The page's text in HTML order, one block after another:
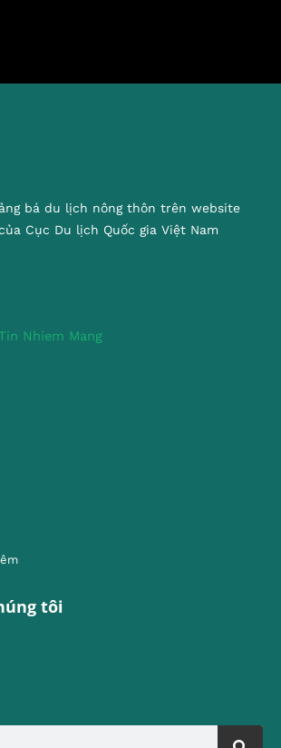
bá du lịch nông thôn trên website
Cục Du lịch Quốc gia Việt Nam
tôi